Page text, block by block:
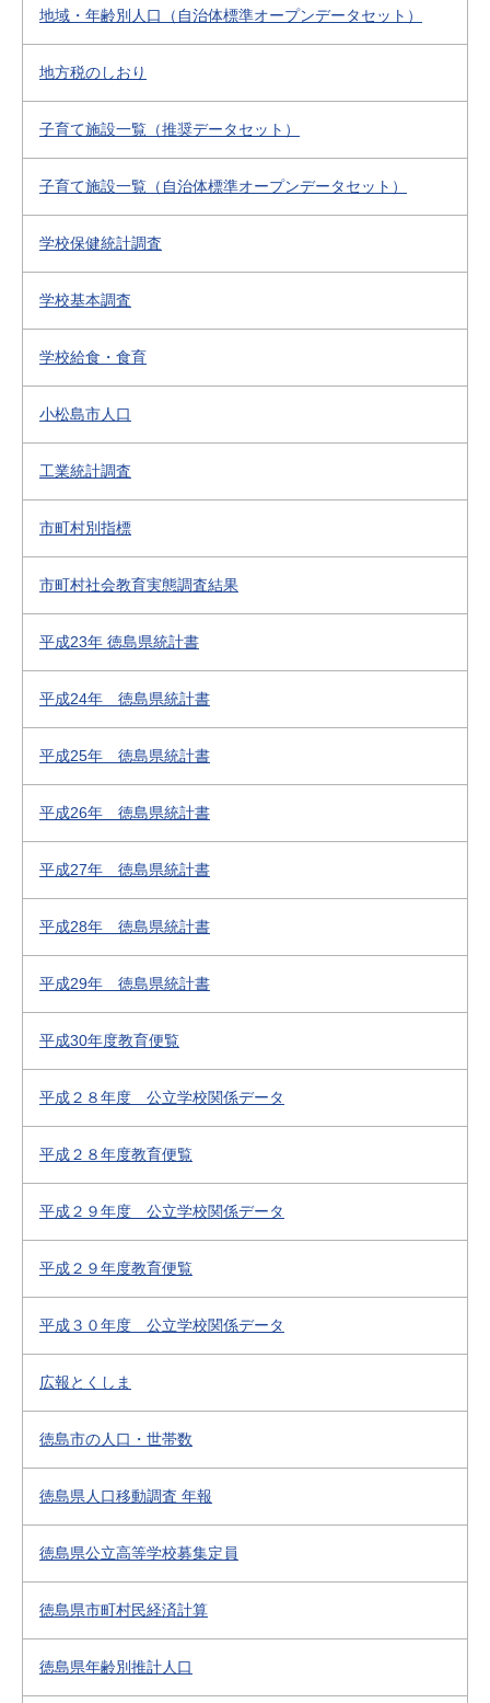
地域・年齢別人口（自治体標準オープンデータセット）
地方税のしおり
子育て施設一覧（推奨データセット）
子育て施設一覧（自治体標準オープンデータセット）
学校保健統計調査
学校基本調査
学校給食・食育
小松島市人口
工業統計調査
市町村別指標
市町村社会教育実態調査結果
平成23年 徳島県統計書
平成24年 徳島県統計書
平成25年 徳島県統計書
平成26年 徳島県統計書
平成27年 徳島県統計書
平成28年 徳島県統計書
平成29年 徳島県統計書
平成30年度教育便覧
平成２８年度 公立学校関係データ
平成２８年度教育便覧
平成２９年度 公立学校関係データ
平成２９年度教育便覧
平成３０年度 公立学校関係データ
広報とくしま
徳島市の人口・世帯数
徳島県人口移動調査 年報
徳島県公立高等学校募集定員
徳島県市町村民経済計算
徳島県年齢別推計人口